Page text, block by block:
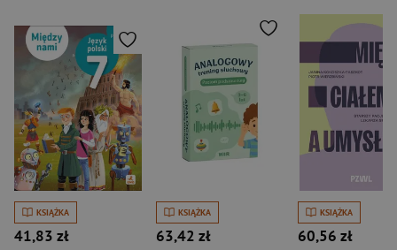
KSIĄŻKA
41,83 zł
KSIĄŻKA
63,42 zł
KSIĄŻKA
60,56 zł